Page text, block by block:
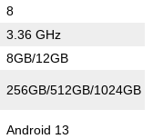
8
3.36 GHz
8GB/12GB
256GB/512GB/1024GB
Android 13